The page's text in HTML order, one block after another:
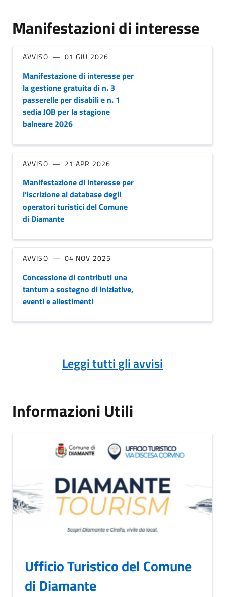
Manifestazioni di interesse
AVVISO 01 GIU 2026
Manifestazione di interesse per
la gestione gratuita di n. 3
passerelle per disabili e n. 1
sedia JOB per la stagione
balneare 2026
AVVISO 21 APR 2026
Manifestazione di interesse per
l’iscrizione al database degli
operatori turistici del Comune
di Diamante
AVVISO 04 NOV 2025
Concessione di contributi una
tantum a sostegno di iniziative,
eventi e allestimenti
Leggi tutti gli avvisi
Informazioni Utili
Ufficio Turistico del Comune
di Diamante